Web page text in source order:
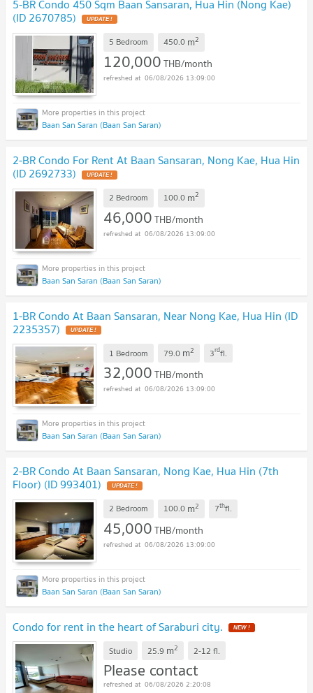
5-BR Condo 450 Sqm Baan Sansaran, Hua Hin (Nong Kae)
(ID 2670785)
5 Bedroom 450.0 m2
120,000THB/month
06/08/2026 13:09:00
Baan San Saran (Baan San Saran)
2-BR Condo For Rent At Baan Sansaran, Nong Kae, Hua Hin
(ID 2692733)
2 Bedroom 100.0 m2
46,000THB/month
06/08/2026 13:09:00
Baan San Saran (Baan San Saran)
1-BR Condo At Baan Sansaran, Near Nong Kae, Hua Hin (ID
2235357)
1 Bedroom 79.0 m2 3rdfl.
32,000THB/month
06/08/2026 13:09:00
Baan San Saran (Baan San Saran)
2-BR Condo At Baan Sansaran, Nong Kae, Hua Hin (7th
Floor) (ID 993401)
2 Bedroom 100.0 m2 7thfl.
45,000THB/month
06/08/2026 13:09:00
Baan San Saran (Baan San Saran)
Condo for rent in the heart of Saraburi city.
Studio 25.9 m2 2-12 fl.
Please contact
06/08/2026 2:20:08